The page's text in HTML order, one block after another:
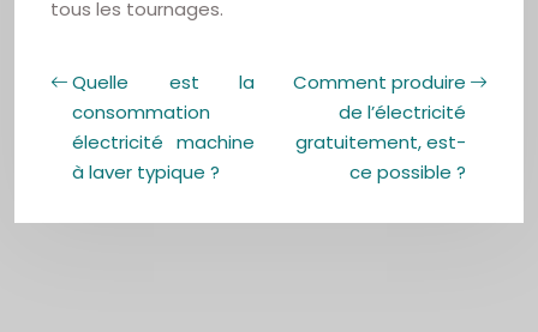
tous les tournages.
Quelle est la
consommation
électricité machine
à laver typique ?
Comment produire
de l’électricité
gratuitement, est-
ce possible ?